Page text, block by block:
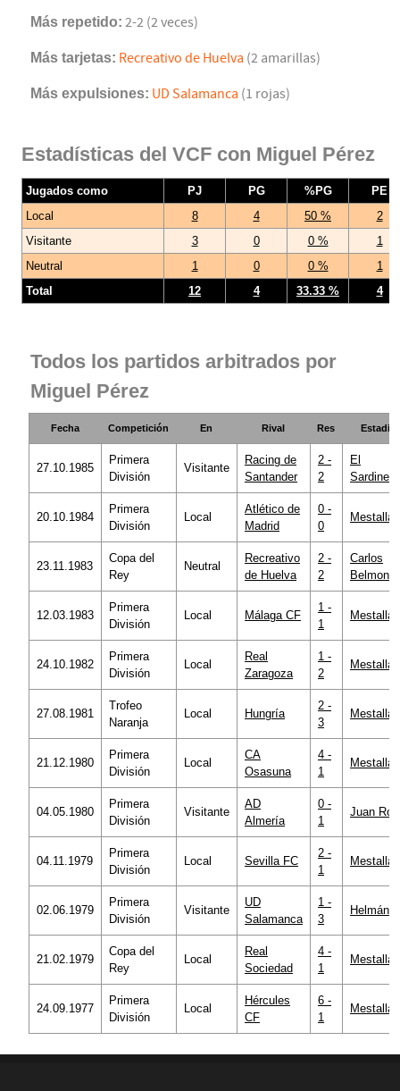
Más repetido: 2-2 (2 veces)
Más tarjetas: Recreativo de Huelva (2 amarillas)
Más expulsiones: UD Salamanca (1 rojas)
Estadísticas del VCF con Miguel Pérez
Jugados como PJ PG %PG
PE
Local
8 4 50 %
2
Visitante
3 0 0 %
1
Neutral
1 0 0 %
1
Total
12 4 33.33 % 4
Todos los partidos arbitrados por
Miguel Pérez
Fecha Competición En Rival Res Estadio
27.10.1985
Primera
División
Visitante
Racing de
Santander
2 -
2
El
Sardinero
20.10.1984
Primera
División
Local
Atlético de
Madrid
0 -
0
Mestalla
23.11.1983
Copa del
Rey
Neutral
Recreativo
de Huelva
2 -
2
Carlos
Belmonte
12.03.1983
Primera
División
Local Málaga CF
1 -
1
Mestalla
24.10.1982
Primera
División
Local
Real
Zaragoza
1 -
2
Mestalla
27.08.1981
Trofeo
Naranja
Local Hungría
2 -
3
Mestalla
21.12.1980
Primera
División
Local
CA
Osasuna
4 -
1
Mestalla
04.05.1980
Primera
División
Visitante
AD
Almería
0 -
1
Juan
04.11.1979
Primera
División
Local Sevilla FC
2 -
1
Mestalla
02.06.1979
Primera
División
Visitante
UD
Salamanca
1 -
3
21.02.1979
Copa del
Rey
Local
Real
Sociedad
4 -
1
Mestalla
24.09.1977
Primera
División
Local
Hércules
CF
6 -
1
Mestalla